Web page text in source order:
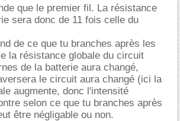
que le premier fil. La résistance
sera donc de 11 fois celle du
de ce que tu branches après les
la résistance globale du circuit
de la batterie aura changé,
le circuit aura changé (ici la
augmente, donc l'intensité
selon ce que tu branches après
être négligable ou non.